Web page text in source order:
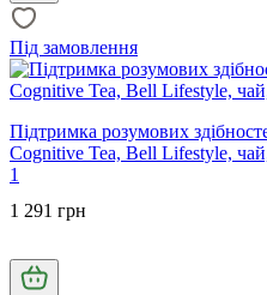
Під замовлення
Підтримка розумових
Cognitive Tea, Bell Lifestyle,
1
1 291 грн